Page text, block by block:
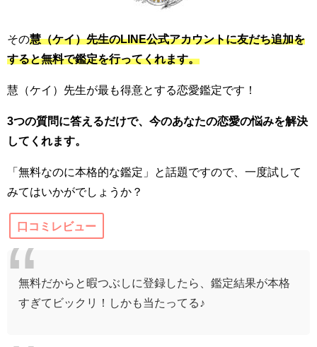
その慧（ケイ）先生のLINE公式アカウントに友だち追加を
すると無料で鑑定を行ってくれます。
慧（ケイ）先生が最も得意とする恋愛鑑定です！
3つの質問に答えるだけで、今のあなたの恋愛の悩みを解決
してくれます。
「無料なのに本格的な鑑定」と話題ですので、一度試して
みてはいかがでしょうか？
口コミレビュー
無料だからと暇つぶしに登録したら、鑑定結果が本格
すぎてビックリ！しかも当たってる♪